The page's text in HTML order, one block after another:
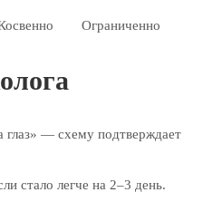
Ограниченно
глаз» — схему подтверждает
стало легче на 2–3 день.